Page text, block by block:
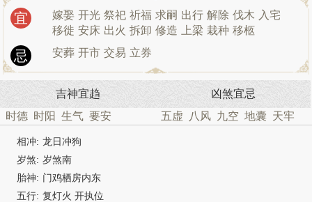
宜 嫁娶 开光 祭祀 祈福 求嗣 出行 解除 伐木 入宅
移徙 安床 出火 拆卸 修造 上梁 栽种 移柩
忌 安葬 开市 交易 立券
吉神宜趋
时德 时阳 生气 要安
凶煞宜忌
五虚
八风 九空 地囊 天牢
相冲: 龙日冲狗
岁煞: 岁煞南
胎神: 门鸡栖房内东
五行: 复灯火 开执位